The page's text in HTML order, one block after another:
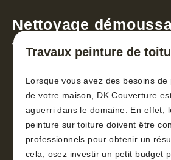
Nettoyage
toiture 30
Travaux peinture de
Lorsque vous avez des besoins
de votre maison, DK Couverture
aguerri dans le domaine. En effet,
peinture sur toiture doivent être
professionnels pour obtenir un
cela, osez investir un petit budget